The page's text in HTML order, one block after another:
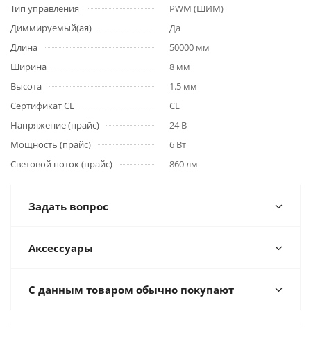
Тип управления
PWM (ШИМ)
Диммируемый(ая)
Да
Длина
50000 мм
Ширина
8 мм
Высота
1.5 мм
Сертификат CE
CE
Напряжение (прайс)
24 В
Мощность (прайс)
6 Вт
Световой поток (прайс)
860 лм
Задать вопрос
Аксессуары
С данным товаром обычно покупают